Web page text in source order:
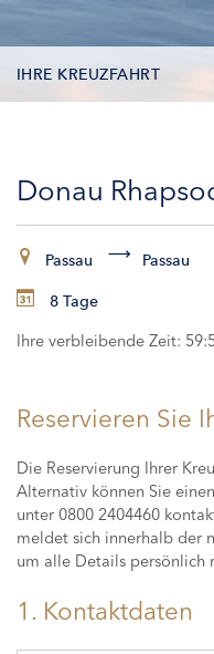
IHRE KREUZFAHRT
KABINEN
Donau
Passau Passau
8 Tage
Ihre verbleibende Zeit:
Reservieren Sie
Die Reservierung Ihrer
Alternativ können Sie
unter 0800 2404460
meldet sich innerhalb der
um alle Details persönlich
1. Kontaktdaten